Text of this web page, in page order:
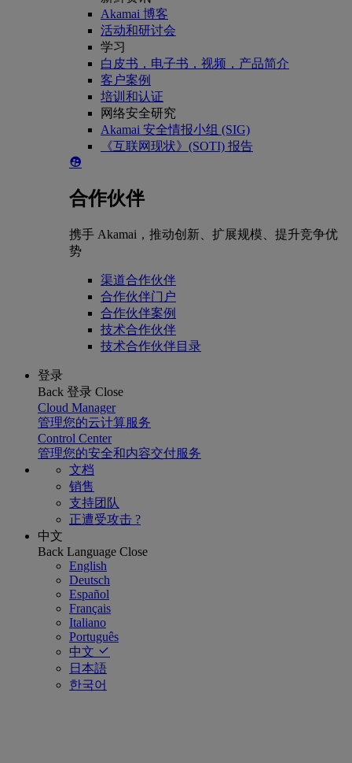
Akamai 博客
活动和研讨会
学习
白皮书，电子书，视频，产品简介
客户案例
培训和认证
网络安全研究
Akamai 安全情报小组 (SIG)
《互联网现状》(SOTI) 报告
合作伙伴
携手 Akamai，推动创新、扩展规模、提升竞争优
势
渠道合作伙伴
合作伙伴门户
合作伙伴案例
技术合作伙伴
技术合作伙伴目录
登录
Back 登录 Close
Cloud Manager
管理您的云计算服务
Control Center
管理您的安全和内容交付服务
文档
销售
支持团队
正遭受攻击 ?
中文
Back Language Close
English
Deutsch
Español
Français
Italiano
Português
中文
日本語
한국어